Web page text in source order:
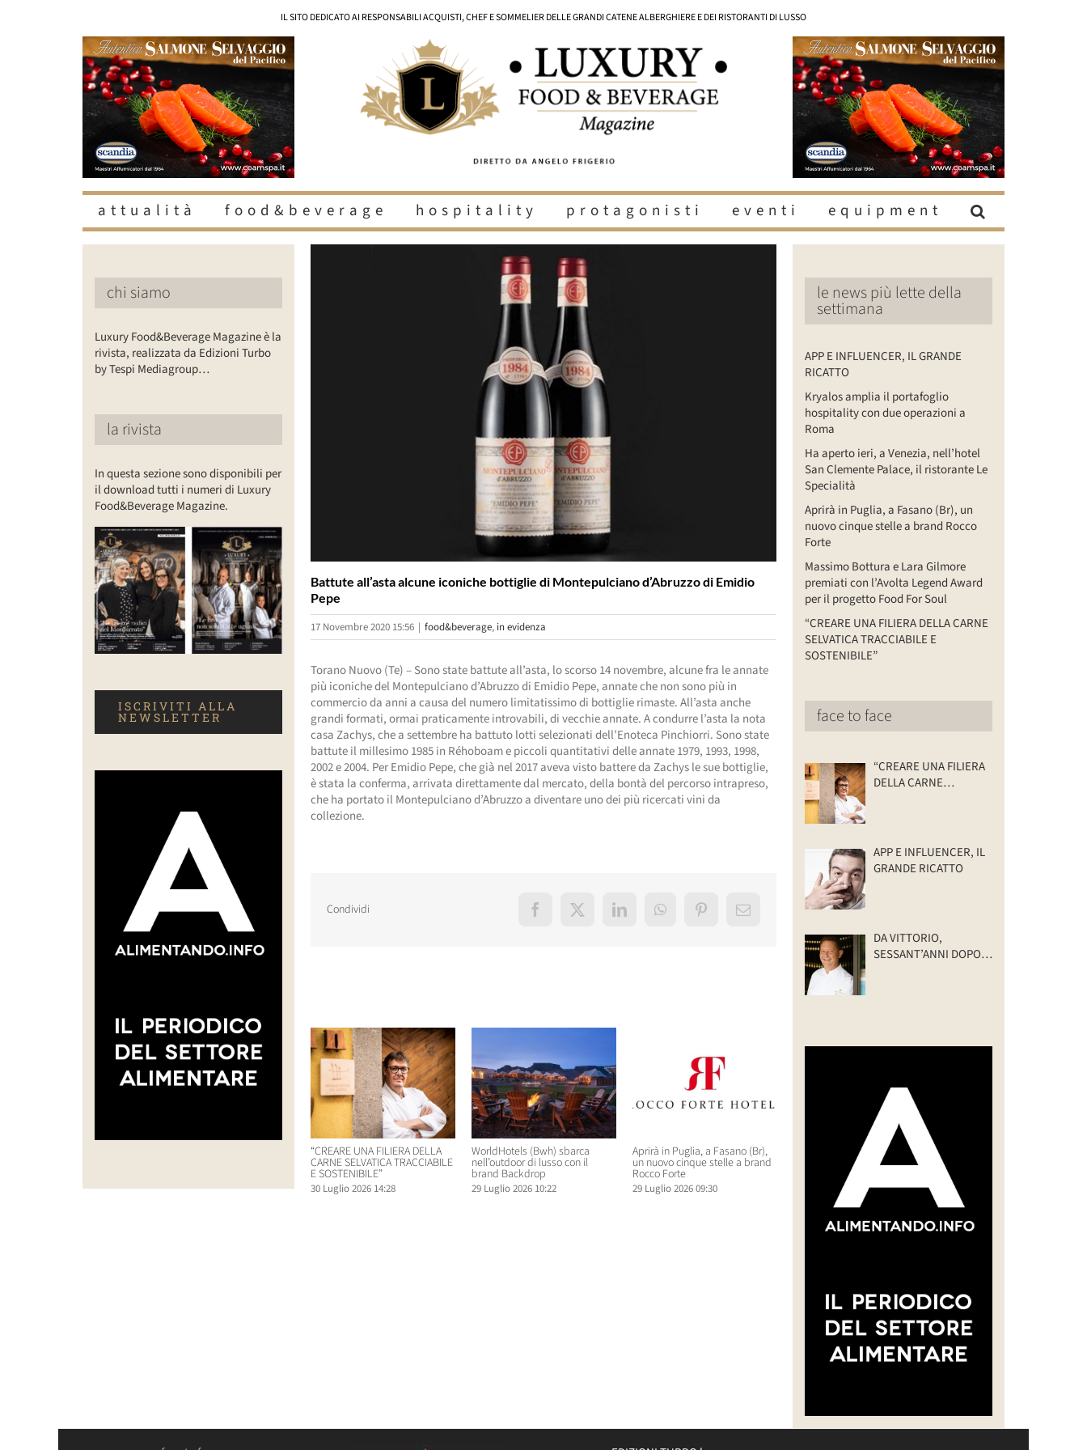
IL SITO DEDICATO AI RESPONSABILI ACQUISTI, CHEF E SOMMELIER DELLE GRANDI CATENE ALBERGHIERE E DEI RISTORANTI DI LUSSO
attualità food&beverage hospitality protagonisti eventi equipment
Battute all’asta alcune iconiche bottiglie di Montepulciano d’Abruzzo di Emidio
Pepe
17 Novembre 2020 15:56 | food&beverage, in evidenza
Torano Nuovo (Te) – Sono state battute all’asta, lo scorso 14 novembre, alcune fra le annate
più iconiche del Montepulciano d’Abruzzo di Emidio Pepe, annate che non sono più in
commercio da anni a causa del numero limitatissimo di bottiglie rimaste. All’asta anche
grandi formati, ormai praticamente introvabili, di vecchie annate. A condurre l’asta la nota
casa Zachys, che a settembre ha battuto lotti selezionati dell’Enoteca Pinchiorri. Sono state
battute il millesimo 1985 in Réhoboam e piccoli quantitativi delle annate 1979, 1993, 1998,
2002 e 2004. Per Emidio Pepe, che già nel 2017 aveva visto battere da Zachys le sue bottiglie,
è stata la conferma, arrivata direttamente dal mercato, della bontà del percorso intrapreso,
che ha portato il Montepulciano d’Abruzzo a diventare uno dei più ricercati vini da
collezione.
Condividi Facebook
X LinkedInWhatsAppPinterestEmail
“CREARE UNA FILIERA DELLA
CARNE SELVATICA TRACCIABILE
E SOSTENIBILE”
30 Luglio 2026 14:28
WorldHotels (Bwh) sbarca
nell’outdoor di lusso con il
brand Backdrop
29 Luglio 2026 10:22
Aprirà in Puglia, a Fasano (Br),
un nuovo cinque stelle a brand
Rocco Forte
29 Luglio 2026 09:30
“CREARE UNA FILIERA DELLA
CARNE SELVATICA TRACCIABILE
E SOSTENIBILE”
30 Luglio 2026 14:28 29 Luglio 2026 10:22
chi siamo
Luxury Food&Beverage Magazine è la
rivista, realizzata da Edizioni Turbo
by Tespi Mediagroup…
la rivista
In questa sezione sono disponibili per
il download tutti i numeri di Luxury
Food&Beverage Magazine.
ISCRIVITI ALLA
NEWSLETTER
le news più lette della
settimana
APP E INFLUENCER, IL GRANDE
RICATTO
Kryalos amplia il portafoglio
hospitality con due operazioni a
Roma
Ha aperto ieri, a Venezia, nell’hotel
San Clemente Palace, il ristorante Le
Specialità
Aprirà in Puglia, a Fasano (Br), un
nuovo cinque stelle a brand Rocco
Forte
Massimo Bottura e Lara Gilmore
premiati con l’Avolta Legend Award
per il progetto Food For Soul
“CREARE UNA FILIERA DELLA CARNE
SELVATICA TRACCIABILE E
SOSTENIBILE”
face to face
“CREARE UNA FILIERA
DELLA CARNE
APP E INFLUENCER, IL
GRANDE RICATTO
DA VITTORIO,
SESSANT’ANNI DOPO: